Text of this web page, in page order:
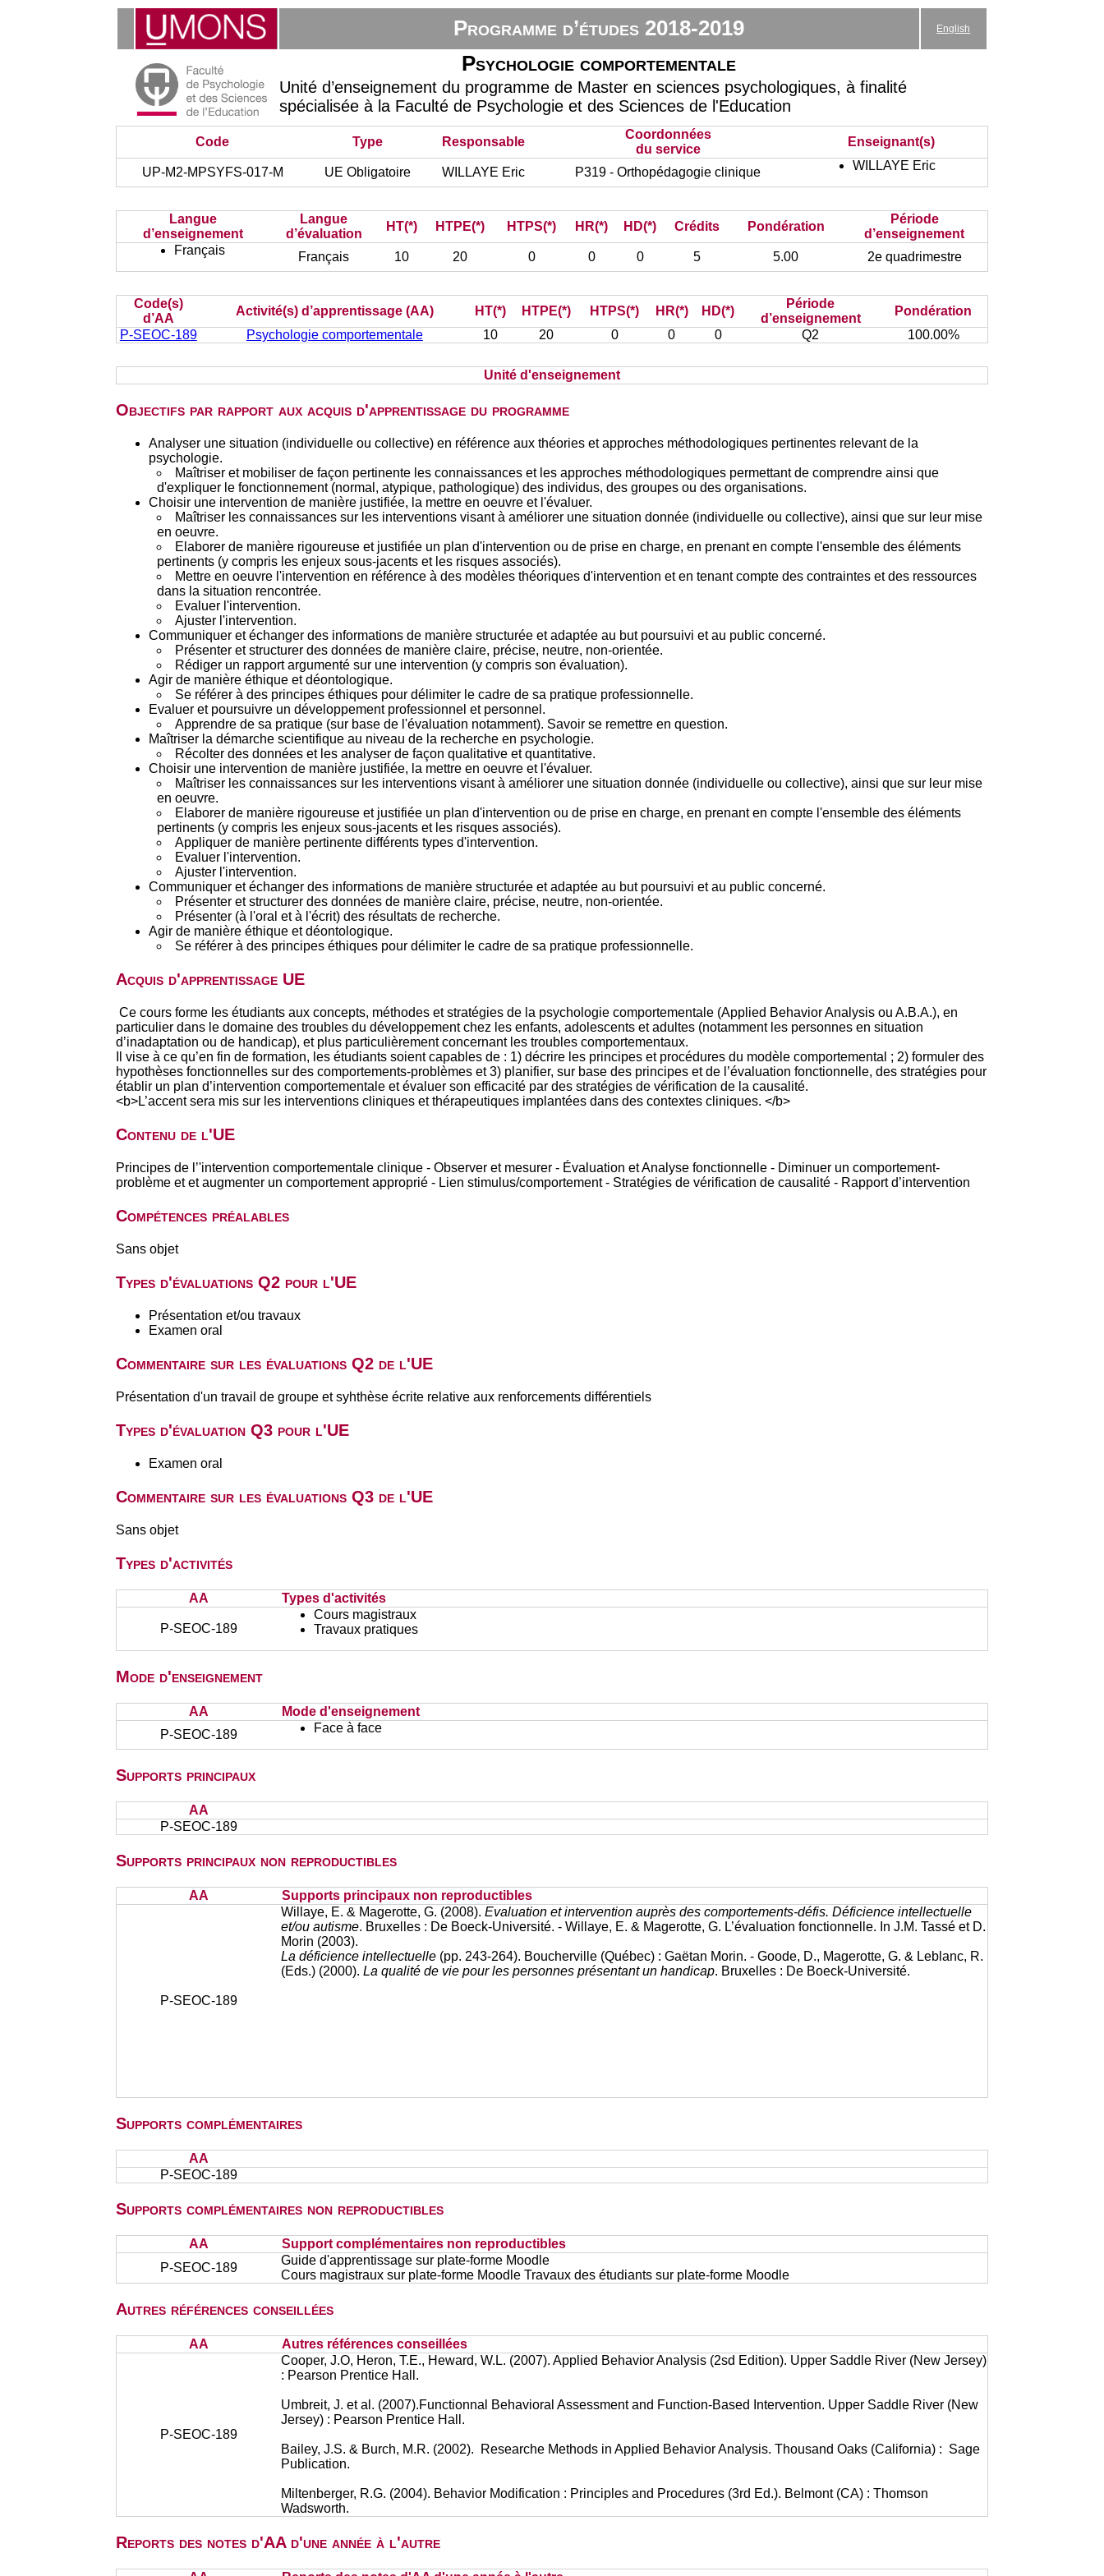
Programme d’études 2018-2019 English
Psychologie comportementale
Unité d’enseignement du programme de Master en sciences psychologiques, à finalité
spécialisée à la Faculté de Psychologie et des Sciences de l'Education
Code Type Responsable
Coordonnées
du service
Enseignant(s)
UP-M2-MPSYFS-017-M UE Obligatoire WILLAYE Eric P319 - Orthopédagogie clinique WILLAYE Eric
Langue
d’enseignement
Langue
d’évaluation
HT(*) HTPE(*) HTPS(*) HR(*) HD(*) Crédits Pondération
Période
d’enseignement
Français
Français 10 20 0 0 0 5 5.00 2e quadrimestre
Code(s)
d’AA
Activité(s) d’apprentissage (AA) HT(*) HTPE(*) HTPS(*) HR(*) HD(*)
Période
d’enseignement
Pondération
P-SEOC-189
Psychologie comportementale 10 20 0 0 0 Q2 100.00%
Unité d'enseignement
Objectifs par rapport aux acquis d'apprentissage du programme
Analyser une situation (individuelle ou collective) en référence aux théories et approches méthodologiques pertinentes relevant de la
psychologie.
Maîtriser et mobiliser de façon pertinente les connaissances et les approches méthodologiques permettant de comprendre ainsi que
d'expliquer le fonctionnement (normal, atypique, pathologique) des individus, des groupes ou des organisations.
Choisir une intervention de manière justifiée, la mettre en oeuvre et l'évaluer.
Maîtriser les connaissances sur les interventions visant à améliorer une situation donnée (individuelle ou collective), ainsi que sur leur mise
en oeuvre.
Elaborer de manière rigoureuse et justifiée un plan d'intervention ou de prise en charge, en prenant en compte l'ensemble des éléments
pertinents (y compris les enjeux sous-jacents et les risques associés).
Mettre en oeuvre l'intervention en référence à des modèles théoriques d'intervention et en tenant compte des contraintes et des ressources
dans la situation rencontrée.
Evaluer l'intervention.
Ajuster l'intervention.
Communiquer et échanger des informations de manière structurée et adaptée au but poursuivi et au public concerné.
Présenter et structurer des données de manière claire, précise, neutre, non-orientée.
Rédiger un rapport argumenté sur une intervention (y compris son évaluation).
Agir de manière éthique et déontologique.
Se référer à des principes éthiques pour délimiter le cadre de sa pratique professionnelle.
Evaluer et poursuivre un développement professionnel et personnel.
Apprendre de sa pratique (sur base de l'évaluation notamment). Savoir se remettre en question.
Maîtriser la démarche scientifique au niveau de la recherche en psychologie.
Récolter des données et les analyser de façon qualitative et quantitative.
Choisir une intervention de manière justifiée, la mettre en oeuvre et l'évaluer.
Maîtriser les connaissances sur les interventions visant à améliorer une situation donnée (individuelle ou collective), ainsi que sur leur mise
en oeuvre.
Elaborer de manière rigoureuse et justifiée un plan d'intervention ou de prise en charge, en prenant en compte l'ensemble des éléments
pertinents (y compris les enjeux sous-jacents et les risques associés).
Appliquer de manière pertinente différents types d'intervention.
Evaluer l'intervention.
Ajuster l'intervention.
Communiquer et échanger des informations de manière structurée et adaptée au but poursuivi et au public concerné.
Présenter et structurer des données de manière claire, précise, neutre, non-orientée.
Présenter (à l'oral et à l'écrit) des résultats de recherche.
Agir de manière éthique et déontologique.
Se référer à des principes éthiques pour délimiter le cadre de sa pratique professionnelle.
Acquis d'apprentissage UE
Ce cours forme les étudiants aux concepts, méthodes et stratégies de la psychologie comportementale (Applied Behavior Analysis ou A.B.A.), en
particulier dans le domaine des troubles du développement chez les enfants, adolescents et adultes (notamment les personnes en situation
d’inadaptation ou de handicap), et plus particulièrement concernant les troubles comportementaux.
Il vise à ce qu’en fin de formation, les étudiants soient capables de : 1) décrire les principes et procédures du modèle comportemental ; 2) formuler des
hypothèses fonctionnelles sur des comportements-problèmes et 3) planifier, sur base des principes et de l’évaluation fonctionnelle, des stratégies pour
établir un plan d’intervention comportementale et évaluer son efficacité par des stratégies de vérification de la causalité.
<b>L’accent sera mis sur les interventions cliniques et thérapeutiques implantées dans des contextes cliniques. </b>
Contenu de l'UE
Principes de l’'intervention comportementale clinique - Observer et mesurer - Évaluation et Analyse fonctionnelle - Diminuer un comportement-
problème et et augmenter un comportement approprié - Lien stimulus/comportement - Stratégies de vérification de causalité - Rapport d’intervention
Compétences préalables
Sans objet
Types d'évaluations Q2 pour l'UE
Présentation et/ou travaux
Examen oral
Commentaire sur les évaluations Q2 de l'UE
Présentation d'un travail de groupe et syhthèse écrite relative aux renforcements différentiels
Types d'évaluation Q3 pour l'UE
Examen oral
Commentaire sur les évaluations Q3 de l'UE
Sans objet
Types d'activités
AA Types d'activités
P-SEOC-189
Cours magistraux
Travaux pratiques
Mode d'enseignement
AA
Mode d'enseignement
P-SEOC-189
Face à face
Supports principaux
AA
P-SEOC-189
Supports principaux non reproductibles
AA Supports principaux non reproductibles
P-SEOC-189
Willaye, E. & Magerotte, G. (2008). Evaluation et intervention auprès des comportements-défis. Déficience intellectuelle
et/ou autisme. Bruxelles : De Boeck-Université. - Willaye, E. & Magerotte, G. L’évaluation fonctionnelle. In J.M. Tassé et D.
Morin (2003).
La déficience intellectuelle (pp. 243-264). Boucherville (Québec) : Gaëtan Morin. - Goode, D., Magerotte, G. & Leblanc, R.
(Eds.) (2000). La qualité de vie pour les personnes présentant un handicap. Bruxelles : De Boeck-Université.
Supports complémentaires
AA
P-SEOC-189
Supports complémentaires non reproductibles
AA
Support complémentaires non reproductibles
P-SEOC-189
Guide d'apprentissage sur plate-forme Moodle
Cours magistraux sur plate-forme Moodle Travaux des étudiants sur plate-forme Moodle
Autres références conseillées
AA Autres références conseillées
P-SEOC-189
Cooper, J.O, Heron, T.E., Heward, W.L. (2007). Applied Behavior Analysis (2sd Edition). Upper Saddle River (New Jersey)
: Pearson Prentice Hall.
Umbreit, J. et al. (2007).Functionnal Behavioral Assessment and Function-Based Intervention. Upper Saddle River (New
Jersey) : Pearson Prentice Hall.
Bailey, J.S. & Burch, M.R. (2002). Researche Methods in Applied Behavior Analysis. Thousand Oaks (California) : Sage
Publication.
Miltenberger, R.G. (2004). Behavior Modification : Principles and Procedures (3rd Ed.). Belmont (CA) : Thomson
Wadsworth.
Reports des notes d'AA d'une année à l'autre